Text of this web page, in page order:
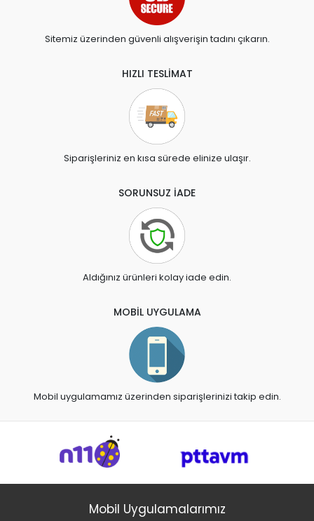
Sitemiz üzerinden güvenli alışverişin tadını çıkarın.
HIZLI TESLİMAT
Siparişleriniz en kısa sürede elinize ulaşır.
SORUNSUZ İADE
Aldığınız ürünleri kolay iade edin.
MOBİL UYGULAMA
Mobil uygulamamız üzerinden siparişlerinizi takip edin.
Mobil Uygulamalarımız